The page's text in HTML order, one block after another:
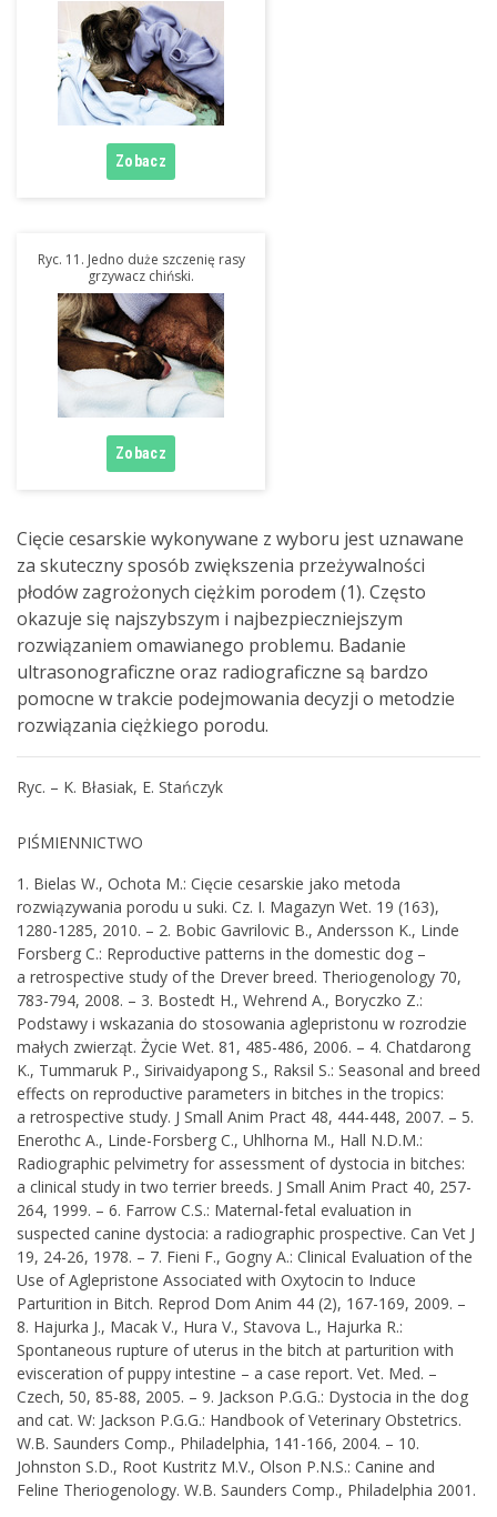
Ryc. 11. Jedno duże szczenię rasy
grzywacz chiński.
Cięcie cesarskie wykonywane z wyboru jest uznawane
za skuteczny sposób zwiększenia przeżywalności
płodów zagrożonych ciężkim porodem (1). Często
okazuje się najszybszym i najbezpieczniejszym
rozwiązaniem omawianego problemu. Badanie
ultrasonograficzne oraz radiograficzne są bardzo
pomocne w trakcie podejmowania decyzji o metodzie
rozwiązania ciężkiego porodu.
Ryc. – K. Błasiak, E. Stańczyk
PIŚMIENNICTWO
1. Bielas W., Ochota M.: Cięcie cesarskie jako metoda
rozwiązywania porodu u suki. Cz. I. Magazyn Wet. 19 (163),
1280-1285, 2010. – 2. Bobic Gavrilovic B., Andersson K., Linde
Forsberg C.: Reproductive patterns in the domestic dog –
a retrospective study of the Drever breed. Theriogenology 70,
783-794, 2008. – 3. Bostedt H., Wehrend A., Boryczko Z.:
Podstawy i wskazania do stosowania aglepristonu w rozrodzie
małych zwierząt. Życie Wet. 81, 485-486, 2006. – 4. Chatdarong
K., Tummaruk P., Sirivaidyapong S., Raksil S.: Seasonal and breed
effects on reproductive parameters in bitches in the tropics:
a retrospective study. J Small Anim Pract 48, 444-448, 2007. – 5.
Enerothc A., Linde-Forsberg C., Uhlhorna M., Hall N.D.M.:
Radiographic pelvimetry for assessment of dystocia in bitches:
a clinical study in two terrier breeds. J Small Anim Pract 40, 257-
264, 1999. – 6. Farrow C.S.: Maternal-fetal evaluation in
suspected canine dystocia: a radiographic prospective. Can Vet J
19, 24-26, 1978. – 7. Fieni F., Gogny A.: Clinical Evaluation of the
Use of Aglepristone Associated with Oxytocin to Induce
Parturition in Bitch. Reprod Dom Anim 44 (2), 167-169, 2009. –
8. Hajurka J., Macak V., Hura V., Stavova L., Hajurka R.:
Spontaneous rupture of uterus in the bitch at parturition with
evisceration of puppy intestine – a case report. Vet. Med. –
Czech, 50, 85-88, 2005. – 9. Jackson P.G.G.: Dystocia in the dog
and cat. W: Jackson P.G.G.: Handbook of Veterinary Obstetrics.
W.B. Saunders Comp., Philadelphia, 141-166, 2004. – 10.
Johnston S.D., Root Kustritz M.V., Olson P.N.S.: Canine and
Feline Theriogenology. W.B. Saunders Comp., Philadelphia 2001.